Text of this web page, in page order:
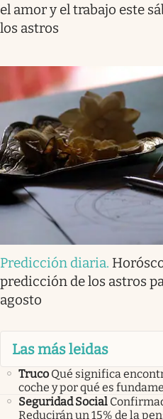
el amor y el trabajo este
los astros
Predicción diaria.
predicción de los astros
agosto
Las más leidas
Truco Qué significa
coche y por qué es
Seguridad Social
Reducirán un 15% de la